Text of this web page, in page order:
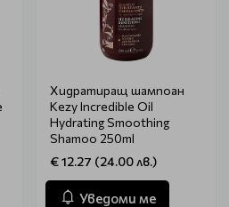
Хидратиращ шампоан
Kezy Incredible Oil
Hydrating Smoothing
Shamoo 250ml
€ 12.27 (24.00 лв.)
Уведоми ме